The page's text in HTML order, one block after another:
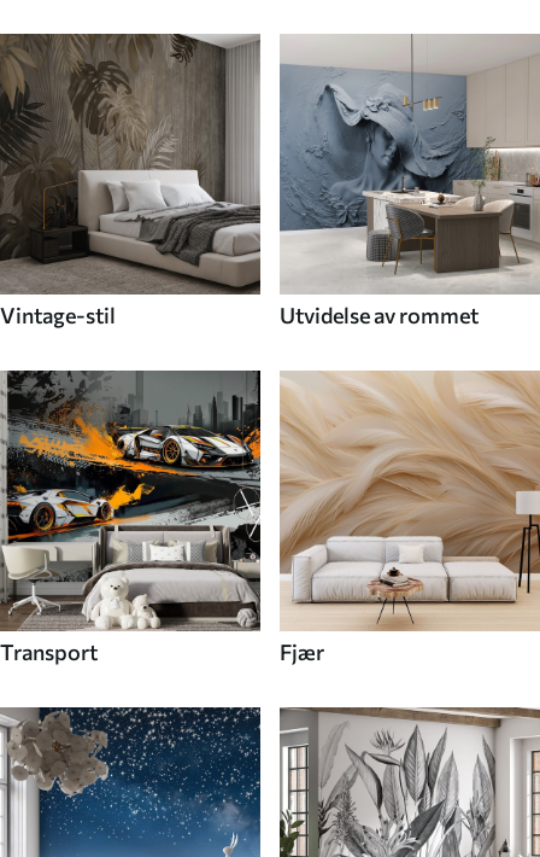
Vintage-stil Utvidelse av rommet
Transport Fjær